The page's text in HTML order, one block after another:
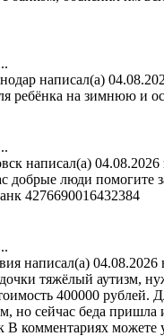
написал(а)
ребёнка на зимнюю и
написал(а) 04.08.2026
добрые люди помогите
4276690016432384
написал(а) 04.08.2026
тяжёлый аутизм,
400000 рублей.
но сейчас беда
В комментариях можете